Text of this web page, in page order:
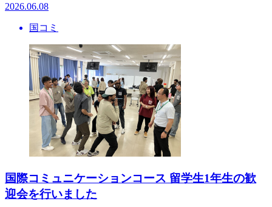
2026.06.08
国コミ
国際コミュニケーションコース 留学生1年生の歓
迎会を行いました